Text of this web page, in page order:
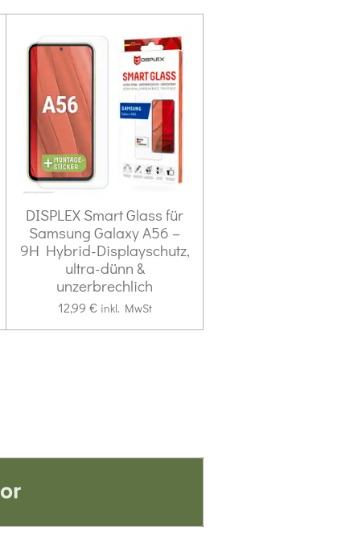
DISPLEX Smart Glass für
Samsung Galaxy A56 –
9H Hybrid-Displayschutz,
ultra-dünn &
unzerbrechlich
12,99 € inkl. MwSt